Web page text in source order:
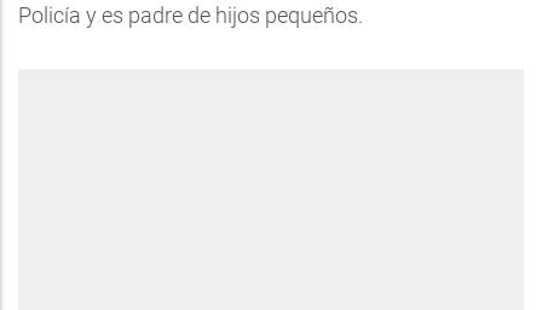
Policía y es padre de hijos pequeños.